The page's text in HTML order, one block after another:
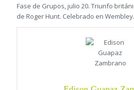
Fase de Grupos, julio 20. Triunfo
de Roger Hunt. Celebrado en